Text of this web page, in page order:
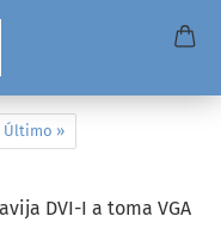
Último »
DVI-I a toma VGA